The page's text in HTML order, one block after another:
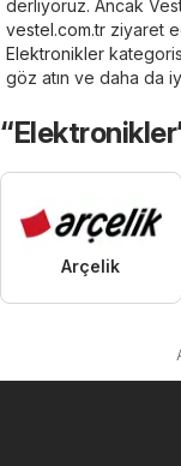
derliyoruz. Ancak
vestel.com.tr ziyaret
Elektronikler
göz atın ve daha da
Arçelik